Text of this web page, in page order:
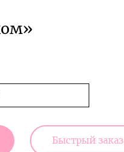
Быстрый заказ